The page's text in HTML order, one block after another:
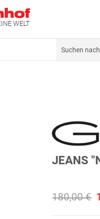
WELT
JEANS
180,00 €